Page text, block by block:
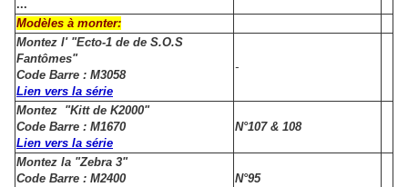
...
Modèles à monter:
Montez l' "Ecto-1 de de S.O.S
Fantômes"
Code Barre : M3058
Lien vers la série
-
Montez "Kitt de K2000"
Code Barre : M1670
Lien vers la série
N°107 & 108
Montez la "Zebra 3"
Code Barre : M2400
N°95